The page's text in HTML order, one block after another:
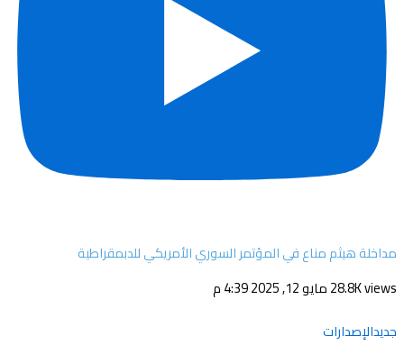
مداخلة هيثم مناع في المؤتمر السوري الأمريكي للدبمقراطية
28.8K viewsمايو 12, 2025 4:39 م
جديدالإصدارات